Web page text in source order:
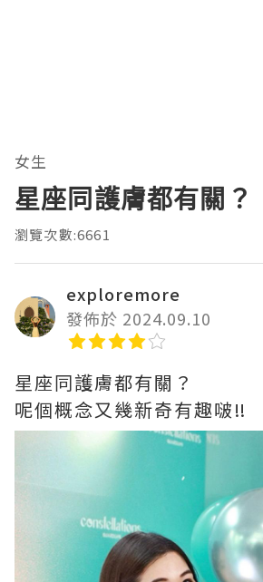
女生
星座同護膚都有關？
瀏覽次數:6661
exploremore
發佈於 2024.09.10
星座同護膚都有關？
呢個概念又幾新奇有趣啵‼️